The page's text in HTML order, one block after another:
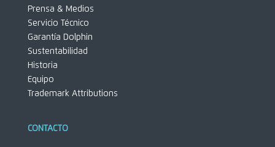
Prensa & Medios
Servicio Técnico
Garantía Dolphin
Sustentabilidad
Historia
Equipo
Trademark Attributions
CONTACTO